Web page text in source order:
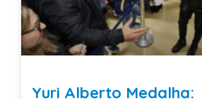
Yuri Alberto Medalha: